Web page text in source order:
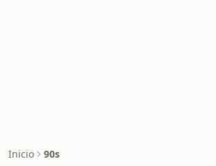
Inicio 90s